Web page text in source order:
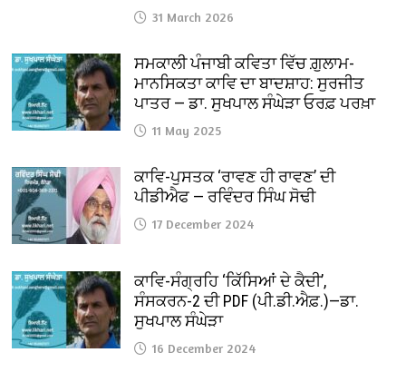
31 March 2026
ਸਮਕਾਲੀ ਪੰਜਾਬੀ ਕਵਿਤਾ ਵਿੱਚ ਗ਼ੁਲਾਮ-
ਮਾਨਸਿਕਤਾ ਕਾਵਿ ਦਾ ਬਾਦਸ਼ਾਹ: ਸੁਰਜੀਤ
ਪਾਤਰ — ਡਾ. ਸੁਖਪਾਲ ਸੰਘੇੜਾ ਓਰਫ਼ ਪਰਖ਼ਾ
11 May 2025
ਕਾਵਿ-ਪੁਸਤਕ ‘ਰਾਵਣ ਹੀ ਰਾਵਣ’ ਦੀ
ਪੀਡੀਐਫ — ਰਵਿੰਦਰ ਸਿੰਘ ਸੋਢੀ
17 December 2024
ਕਾਵਿ-ਸੰਗ੍ਰਹਿ ‘ਕਿੱਸਿਆਂ ਦੇ ਕੈਦੀ’,
ਸੰਸਕਰਨ-2 ਦੀ PDF (ਪੀ.ਡੀ.ਐਫ਼.)—ਡਾ.
ਸੁਖਪਾਲ ਸੰਘੇੜਾ
16 December 2024